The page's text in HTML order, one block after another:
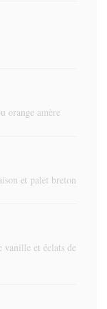
orange amère
et palet breton
vanille et éclats de